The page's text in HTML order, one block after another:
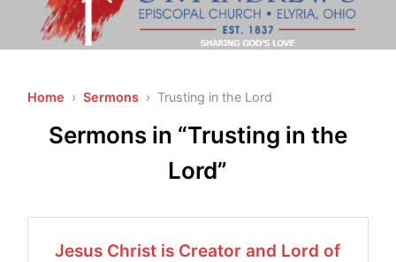
Home ›Sermons › Trusting in the Lord
Sermons in “Trusting in the
Lord”
Jesus Christ is Creator and Lord of